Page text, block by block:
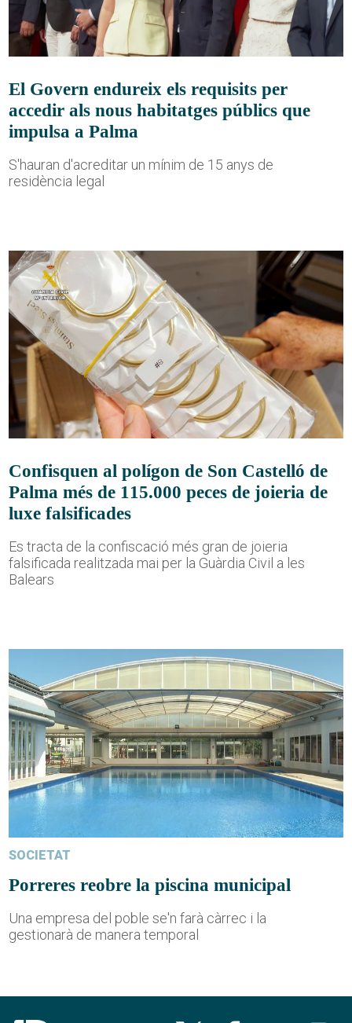
El Govern endureix els requisits per
accedir als nous habitatges públics que
impulsa a Palma
S'hauran d'acreditar un mínim de 15 anys de
residència legal
Confisquen al polígon de Son Castelló de
Palma més de 115.000 peces de joieria de
luxe falsificades
Es tracta de la confiscació més gran de joieria
falsificada realitzada mai per la Guàrdia Civil a les
Balears
SOCIETAT
Porreres reobre la piscina municipal
Una empresa del poble se'n farà càrrec i la
gestionarà de manera temporal